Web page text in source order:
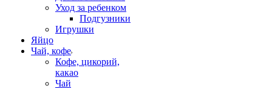
Уход за ребенком
Подгузники
Игрушки
Яйцо
Чай, кофе
Кофе, цикорий,
какао
Чай